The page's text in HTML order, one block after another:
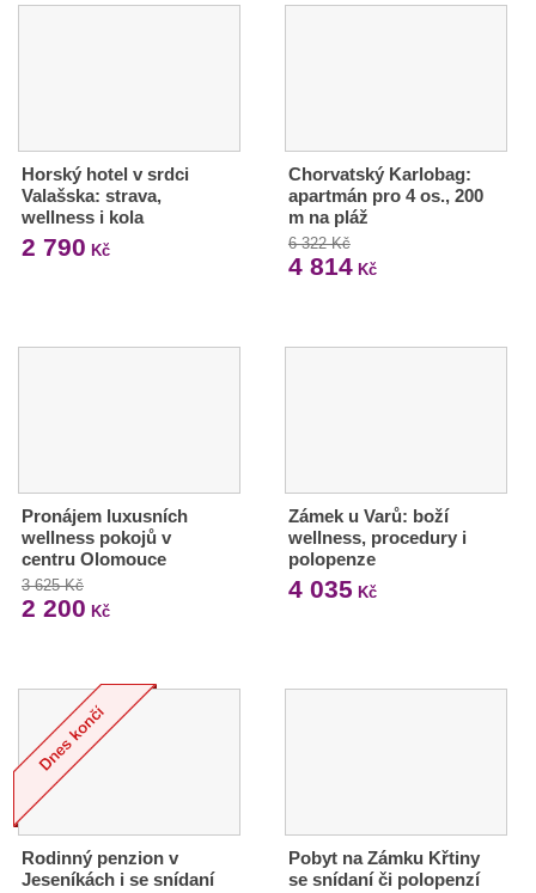
Horský hotel v srdci
Valašska: strava,
wellness i kola
2 790 Kč
Chorvatský Karlobag:
apartmán pro 4 os., 200
m na pláž
6 322 Kč
4 814Kč
Pronájem luxusních
wellness pokojů v
centru Olomouce
3 625 Kč
2 200 Kč
Zámek u Varů: boží
wellness, procedury i
polopenze
4 035 Kč
Rodinný penzion v
Jeseníkách i se snídaní
Pobyt na Zámku Křtiny
se snídaní či polopenzí